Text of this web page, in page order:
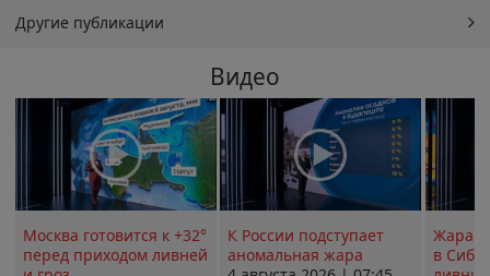
Другие публикации
Видео
Москва готовится к +32°
перед приходом ливней
К России подступает
аномальная жара
Жара в
в